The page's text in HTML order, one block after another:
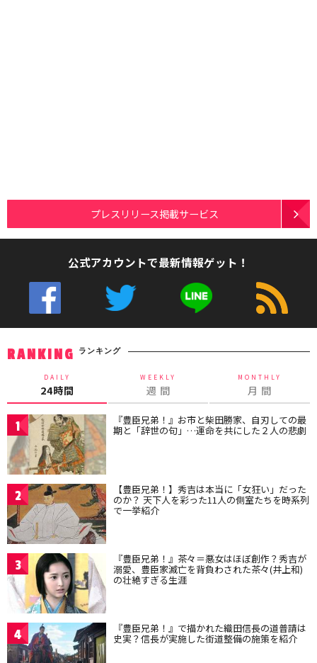
プレスリリース掲載サービス
公式アカウントで最新情報ゲット！
RANKING ランキング
DAILY
24時間
WEEKLY
週 間
MONTHLY
月 間
1 『豊臣兄弟！』お市と柴田勝家、自刃しての最
期と「辞世の句」…運命を共にした２人の悲劇
2 【豊臣兄弟！】秀吉は本当に「女狂い」だった
のか？ 天下人を彩った11人の側室たちを時系列
で一挙紹介
3 『豊臣兄弟！』茶々＝悪女はほぼ創作？秀吉が
溺愛、豊臣家滅亡を背負わされた茶々(井上和)
の壮絶すぎる生涯
4 『豊臣兄弟！』で描かれた織田信長の道普請は
史実？信長が実施した街道整備の施策を紹介